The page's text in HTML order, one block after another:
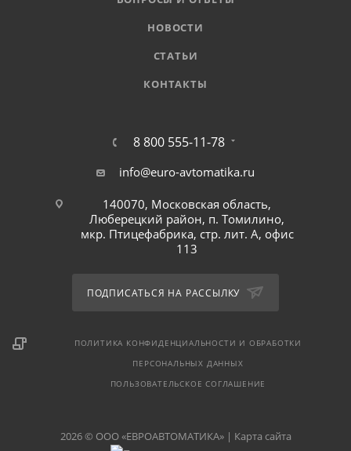
НОВОСТИ
СТАТЬИ
КОНТАКТЫ
8 800 555-11-78
info@euro-avtomatika.ru
140070, Московская область,
Люберецкий район, п. Томилино,
мкр. Птицефабрика, стр. лит. А, офис
113
ПОДПИСАТЬСЯ НА РАССЫЛКУ
ПОЛИТИКА КОНФИДЕНЦИАЛЬНОСТИ И ОБРАБОТКИ
ПЕРСОНАЛЬНЫХ ДАННЫХ
ПОЛЬЗОВАТЕЛЬСКОЕ СОГЛАШЕНИЕ
2026 © ООО «ЕВРОАВТОМАТИКА» | Карта сайта